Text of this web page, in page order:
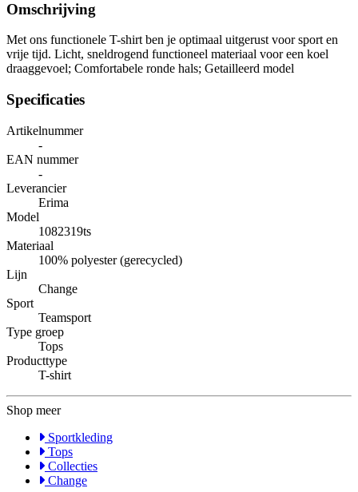
Omschrijving
Met ons functionele T-shirt ben je optimaal uitgerust voor sport en
vrije tijd. Licht, sneldrogend functioneel materiaal voor een koel
draaggevoel; Comfortabele ronde hals; Getailleerd model
Specificaties
Artikelnummer
-
EAN nummer
-
Leverancier
Erima
Model
1082319ts
Materiaal
100% polyester (gerecycled)
Lijn
Change
Sport
Teamsport
Type groep
Tops
Producttype
T-shirt
Shop meer
Sportkleding
Tops
Collecties
Change